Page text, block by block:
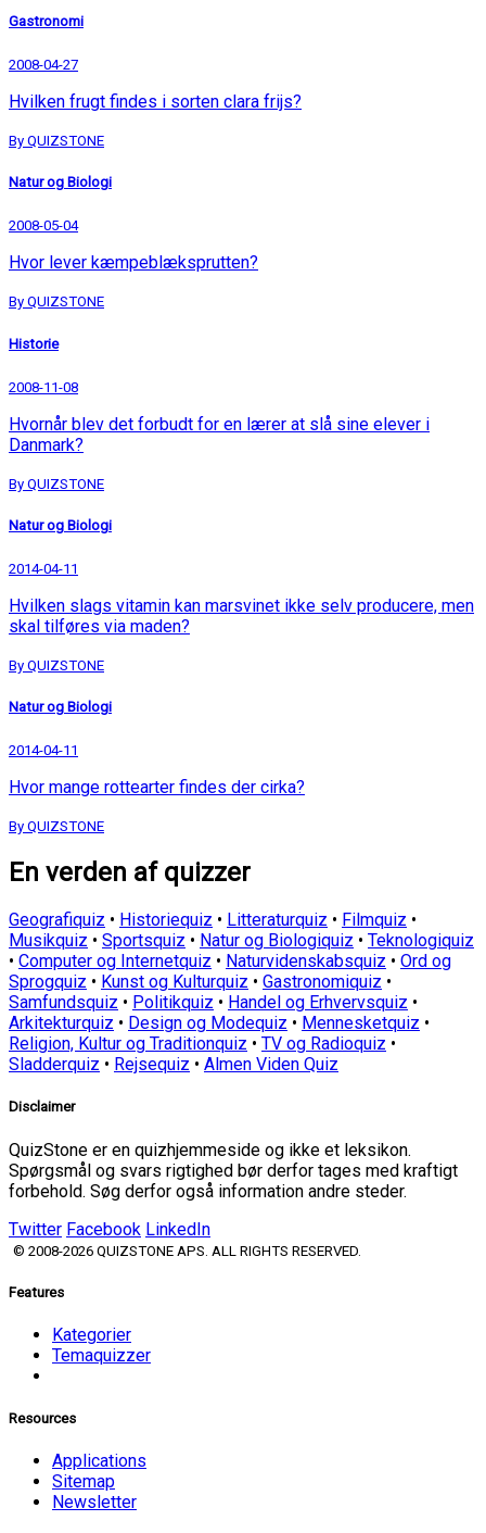
Gastronomi
2008-04-27
Hvilken frugt findes i sorten clara frijs?
By QUIZSTONE
Natur og Biologi
2008-05-04
Hvor lever kæmpeblæksprutten?
By QUIZSTONE
Historie
2008-11-08
Hvornår blev det forbudt for en lærer at slå sine elever i
Danmark?
By QUIZSTONE
Natur og Biologi
2014-04-11
Hvilken slags vitamin kan marsvinet ikke selv producere, men
skal tilføres via maden?
By QUIZSTONE
Natur og Biologi
2014-04-11
Hvor mange rottearter findes der cirka?
By QUIZSTONE
En verden af quizzer
Geografiquiz • Historiequiz • Litteraturquiz • Filmquiz •
Musikquiz • Sportsquiz • Natur og Biologiquiz • Teknologiquiz
• Computer og Internetquiz • Naturvidenskabsquiz • Ord og
Sprogquiz • Kunst og Kulturquiz • Gastronomiquiz •
Samfundsquiz • Politikquiz • Handel og Erhvervsquiz •
Arkitekturquiz • Design og Modequiz • Mennesketquiz •
Religion, Kultur og Traditionquiz • TV og Radioquiz •
Sladderquiz • Rejsequiz • Almen Viden Quiz
Disclaimer
QuizStone er en quizhjemmeside og ikke et leksikon.
Spørgsmål og svars rigtighed bør derfor tages med kraftigt
forbehold. Søg derfor også information andre steder.
Twitter Facebook LinkedIn
© 2008-2026 QUIZSTONE APS. ALL RIGHTS RESERVED.
Features
Kategorier
Temaquizzer
Resources
Applications
Sitemap
Newsletter